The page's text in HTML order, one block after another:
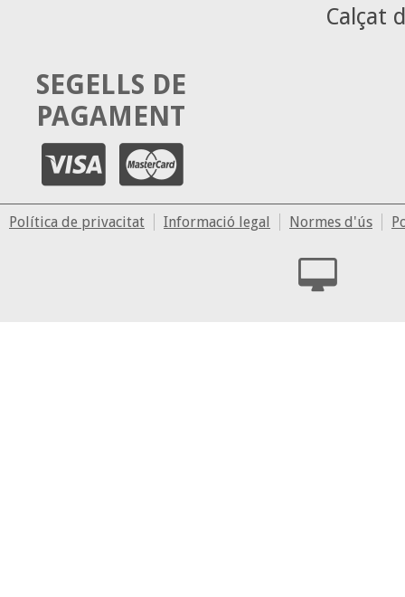
Calçat
SEGELLS DE
PAGAMENT
Política de privacitat Informació legal Normes d'ús